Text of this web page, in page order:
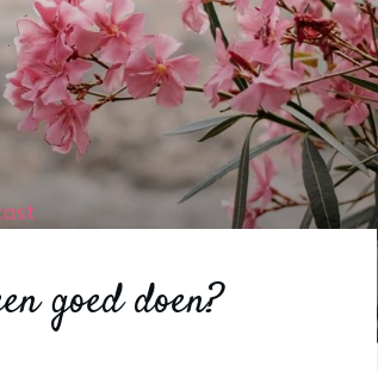
goed doen?